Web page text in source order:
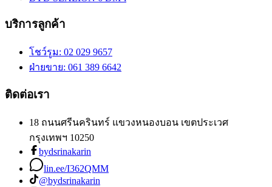
บริการลูกค้า
โชว์รูม: 02 029 9657
ฝ่ายขาย: 061 389 6642
ติดต่อเรา
18 ถนนศรีนครินทร์ แขวงหนองบอน เขตประเวศ
กรุงเทพฯ 10250
bydsrinakarin
lin.ee/I362QMM
@bydsrinakarin